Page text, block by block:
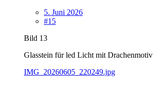
5. Juni 2026
#15
Bild 13
Glasstein für led Licht mit Drachenmotiv
IMG_20260605_220249.jpg